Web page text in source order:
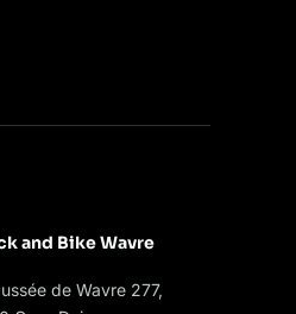
and Bike Wavre
de Wavre 277,